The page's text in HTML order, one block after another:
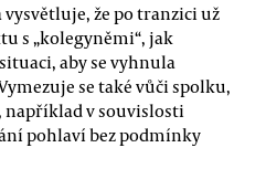
že po tranzici už
s „kolegyněmi“, jak
aby se vyhnula
se také vůči spolku,
v souvislosti
pohlaví bez podmínky